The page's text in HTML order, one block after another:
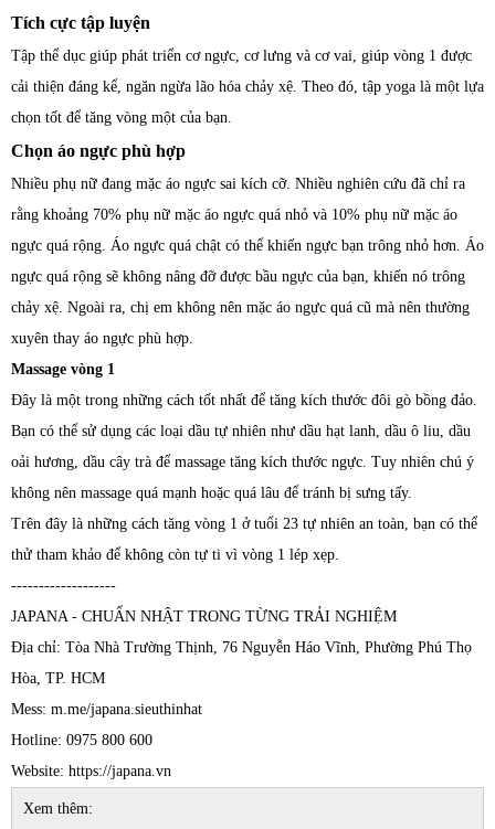
Tích cực tập luyện
Tập thể dục giúp phát triển cơ ngực, cơ lưng và cơ vai, giúp vòng 1 được
cải thiện đáng kể, ngăn ngừa lão hóa chảy xệ. Theo đó, tập yoga là một lựa
chọn tốt để tăng vòng một của bạn.
Chọn áo ngực phù hợp
Nhiều phụ nữ đang mặc áo ngực sai kích cỡ. Nhiều nghiên cứu đã chỉ ra
rằng khoảng 70% phụ nữ mặc áo ngực quá nhỏ và 10% phụ nữ mặc áo
ngực quá rộng. Áo ngực quá chật có thể khiến ngực bạn trông nhỏ hơn. Áo
ngực quá rộng sẽ không nâng đỡ được bầu ngực của bạn, khiến nó trông
chảy xệ. Ngoài ra, chị em không nên mặc áo ngực quá cũ mà nên thường
xuyên thay áo ngực phù hợp.
Massage vòng 1
Đây là một trong những cách tốt nhất để tăng kích thước đôi gò bồng đảo.
Bạn có thể sử dụng các loại dầu tự nhiên như dầu hạt lanh, dầu ô liu, dầu
oải hương, dầu cây trà để massage tăng kích thước ngực. Tuy nhiên chú ý
không nên massage quá mạnh hoặc quá lâu để tránh bị sưng tấy.
Trên đây là những cách tăng vòng 1 ở tuổi 23 tự nhiên an toàn, bạn có thể
thử tham khảo để không còn tự ti vì vòng 1 lép xẹp.
-------------------
JAPANA - CHUẨN NHẬT TRONG TỪNG TRẢI NGHIỆM
Địa chỉ: Tòa Nhà Trường Thịnh, 76 Nguyễn Háo Vĩnh, Phường Phú Thọ
Hòa, TP. HCM
Mess: m.me/japana.sieuthinhat
Hotline: 0975 800 600
Website: https://japana.vn
Xem thêm: